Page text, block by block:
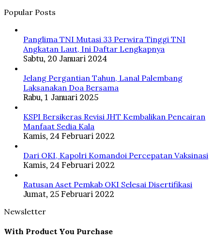
Popular Posts
Panglima TNI Mutasi 33 Perwira Tinggi TNI
Angkatan Laut, Ini Daftar Lengkapnya
Sabtu, 20 Januari 2024
Jelang Pergantian Tahun, Lanal Palembang
Laksanakan Doa Bersama
Rabu, 1 Januari 2025
KSPI Bersikeras Revisi JHT Kembalikan Pencairan
Manfaat Sedia Kala
Kamis, 24 Februari 2022
Dari OKI, Kapolri Komandoi Percepatan Vaksinasi
Kamis, 24 Februari 2022
Ratusan Aset Pemkab OKI Selesai Disertifikasi
Jumat, 25 Februari 2022
Newsletter
With Product You Purchase